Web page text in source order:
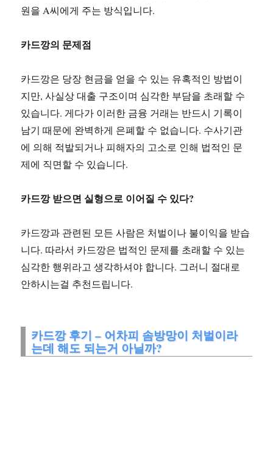
원을 A씨에게 주는 방식입니다.
카드깡의 문제점
카드깡은 당장 현금을 얻을 수 있는 유혹적인 방법이
지만, 사실상 대출 구조이며 심각한 부담을 초래할 수
있습니다. 게다가 이러한 금융 거래는 반드시 기록이
남기 때문에 완벽하게 은폐할 수 없습니다. 수사기관
에 의해 적발되거나 피해자의 고소로 인해 법적인 문
제에 직면할 수 있습니다.
카드깡 받으면 실형으로 이어질 수 있다?
카드깡과 관련된 모든 사람은 처벌이나 불이익을 받습
니다. 따라서 카드깡은 법적인 문제를 초래할 수 있는
심각한 행위라고 생각하셔야 합니다. 그러니 절대로
안하시는걸 추천드립니다.
카드깡 후기 – 어차피 솜방망이 처벌이라
는데 해도 되는거 아닐까?